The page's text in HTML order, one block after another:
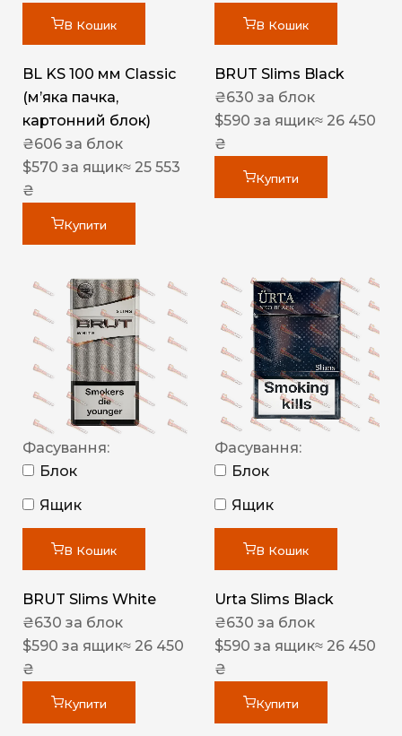
В Кошик
BL KS 100 мм Classic
(м’яка пачка,
картонний блок)
₴606 за блок
$570 за ящик≈ 25 553
₴
Купити
В Кошик
BRUT Slims Black
₴630 за блок
$590 за ящик≈ 26 450
₴
Купити
Фасування:
Блок
Ящик
В Кошик
BRUT Slims White
₴630 за блок
$590 за ящик≈ 26 450
₴
Купити
Фасування:
Блок
Ящик
В Кошик
Urta Slims Black
₴630 за блок
$590 за ящик≈ 26 450
₴
Купити